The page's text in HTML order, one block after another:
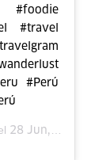
#foodie
#travel
#Perú
28 Jun, 2019 a las 9:37 PDT